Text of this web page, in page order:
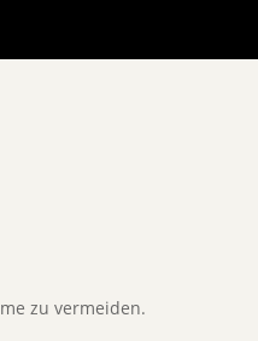
zu vermeiden.